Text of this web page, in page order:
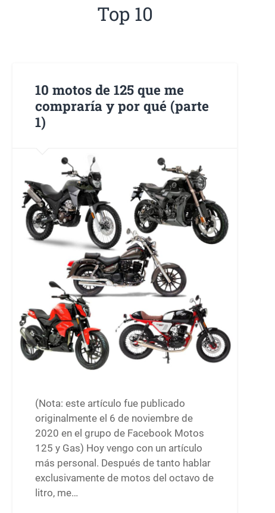
Top 10
10 motos de 125 que me
compraría y por qué (parte
1)
(Nota: este artículo fue publicado
originalmente el 6 de noviembre de
2020 en el grupo de Facebook Motos
125 y Gas) Hoy vengo con un artículo
más personal. Después de tanto hablar
exclusivamente de motos del octavo de
litro, me…